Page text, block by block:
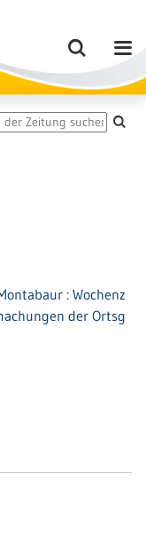
: Wochenz
der Ortsg